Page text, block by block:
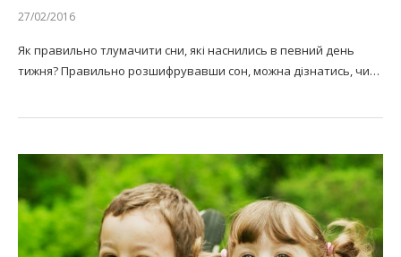
27/02/2016
Як правильно тлумачити сни, які наснились в певний день
тижня? Правильно розшифрувавши сон, можна дізнатись, чи…